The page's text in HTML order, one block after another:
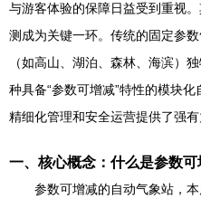
与游客体验的保障日益受到重视
测成为关键一环。传统的固定参
（如高山、湖泊、森林、海滨）
种具备“参数可增减”特性的模块
精细化管理和安全运营提供了强有
一、核心概念：什么是参数
参数可增减的自动气象站，